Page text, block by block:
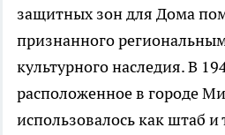
защитных зон для Дома
признанного
культурного наследия. В
расположенное в городе
использовалось как штаб